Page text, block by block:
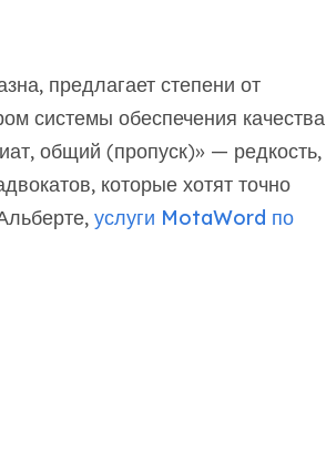
предлагает степени от
системы обеспечения качества
общий (пропуск)» — редкость,
которые хотят точно
услуги MotaWord по